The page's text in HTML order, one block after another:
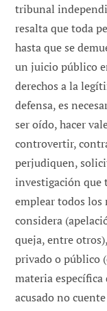
tribunal
resalta que toda
hasta que se
un juicio público
derechos a la
defensa, es
ser oído, hacer
controvertir,
perjudiquen,
investigación que
emplear todos los
considera
queja, entre
privado o público
materia específica
acusado no